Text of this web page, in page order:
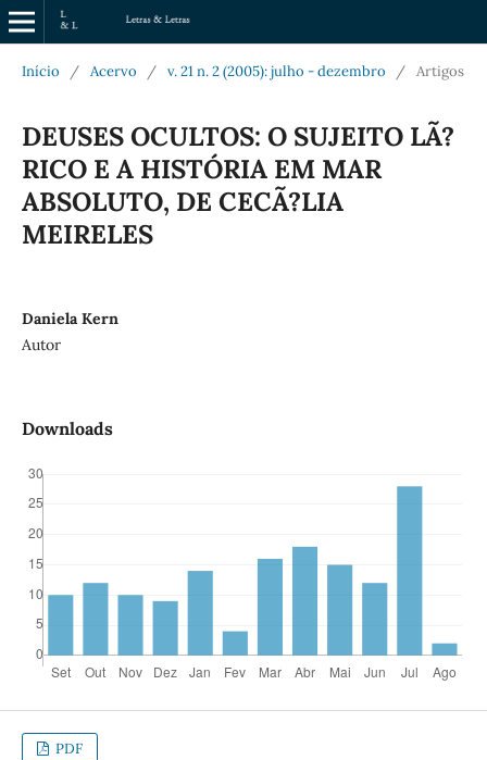
Início / Acervo / v. 21 n. 2 (2005): julho - dezembro / Artigos
DEUSES OCULTOS: O SUJEITO LÃ?
RICO E A HISTÓRIA EM MAR
ABSOLUTO, DE CECÃ?LIA
MEIRELES
Daniela Kern
Autor
Downloads
PDF